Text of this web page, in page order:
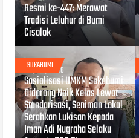
Resmi ke-447: Merawat
Tradisi Leluhur di Bumi
Cisolok
SUKABUMI
JUL 04, 2026
Sosialisasi UMKM Sukabumi
Didorong Naik Kelas Lewat
Standarisasi, Seniman Lokal
Serahkan Lukisan Kepada
Iman Adi Nugraha Selaku